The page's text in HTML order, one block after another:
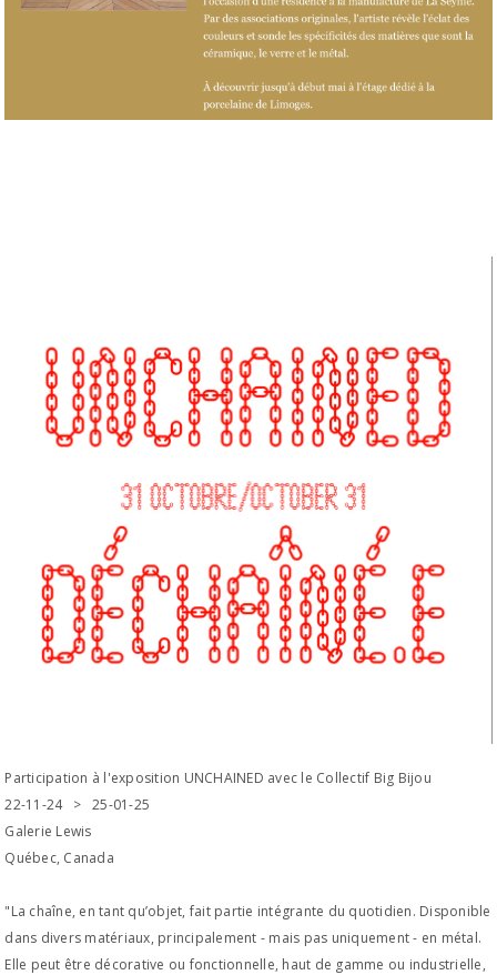
Participation à l'exposition UNCHAINED avec le Collectif Big Bijou
22-11-24 > 25-01-25
Galerie Lewis
Québec, Canada
"La chaîne, en tant qu’objet, fait partie intégrante du quotidien. Disponible
dans divers matériaux, principalement - mais pas uniquement - en métal.
Elle peut être décorative ou fonctionnelle, haut de gamme ou industrielle,